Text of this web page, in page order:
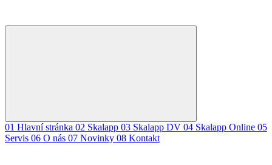
01 Hlavní stránka 02 Skalapp 03 Skalapp DV 04 Skalapp Online 05
Servis 06 O nás 07 Novinky 08 Kontakt